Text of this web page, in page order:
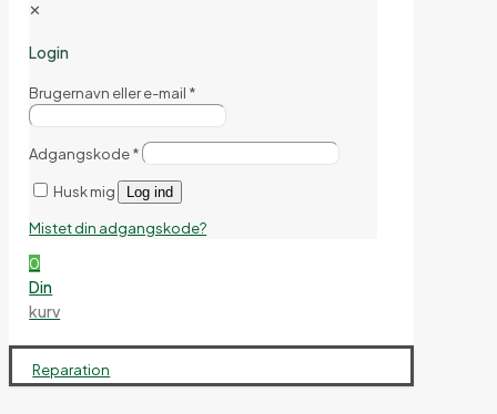
✕
Login
Brugernavn eller e-mail *
Adgangskode*
Husk mig Log ind
Mistet din adgangskode?
0
Din
kurv
Reparation